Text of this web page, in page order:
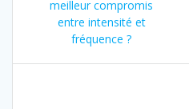
l’article
post:
meilleur compromis
entre intensité et
fréquence ?